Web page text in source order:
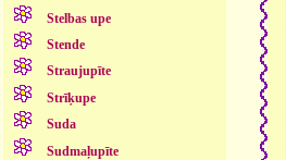
Stelbas upe
Stende
Straujupīte
Strīķupe
Suda
Sudmaļupīte